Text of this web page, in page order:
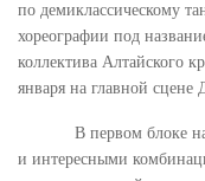
по демиклассическому
хореографии под
коллектива Алтайского
января на главной сцене
В первом блоке
и интересными